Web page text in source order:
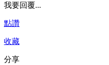
我要回覆...
點讚
收藏
分享